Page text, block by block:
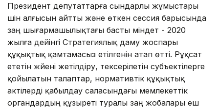
Президент депутаттарға сындарлы жұмыстары
үшін алғысын айтты және өткен сессия барысында
заң шығармашылықтағы басты міндет - 2020
жылға дейінгі Стратегиялық даму жоспары
құқықтық қамтамасыз етілгенін атап өтті. Рұқсат
ететін жүйені жетілдіру, тексерілетін субъектілерге
қойылатын талаптар, нормативтік құқықтық
актілерді қабылдау саласындағы мемлекеттік
органдардың құзыреті туралы заң жобалары еш